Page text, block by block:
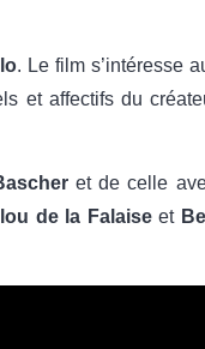
. Le film s’intéresse
et affectifs du
et de celle
de la Falaiseet